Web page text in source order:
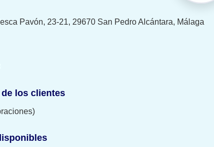
Pavón, 23-21, 29670 San Pedro Alcántara, Málaga
los clientes